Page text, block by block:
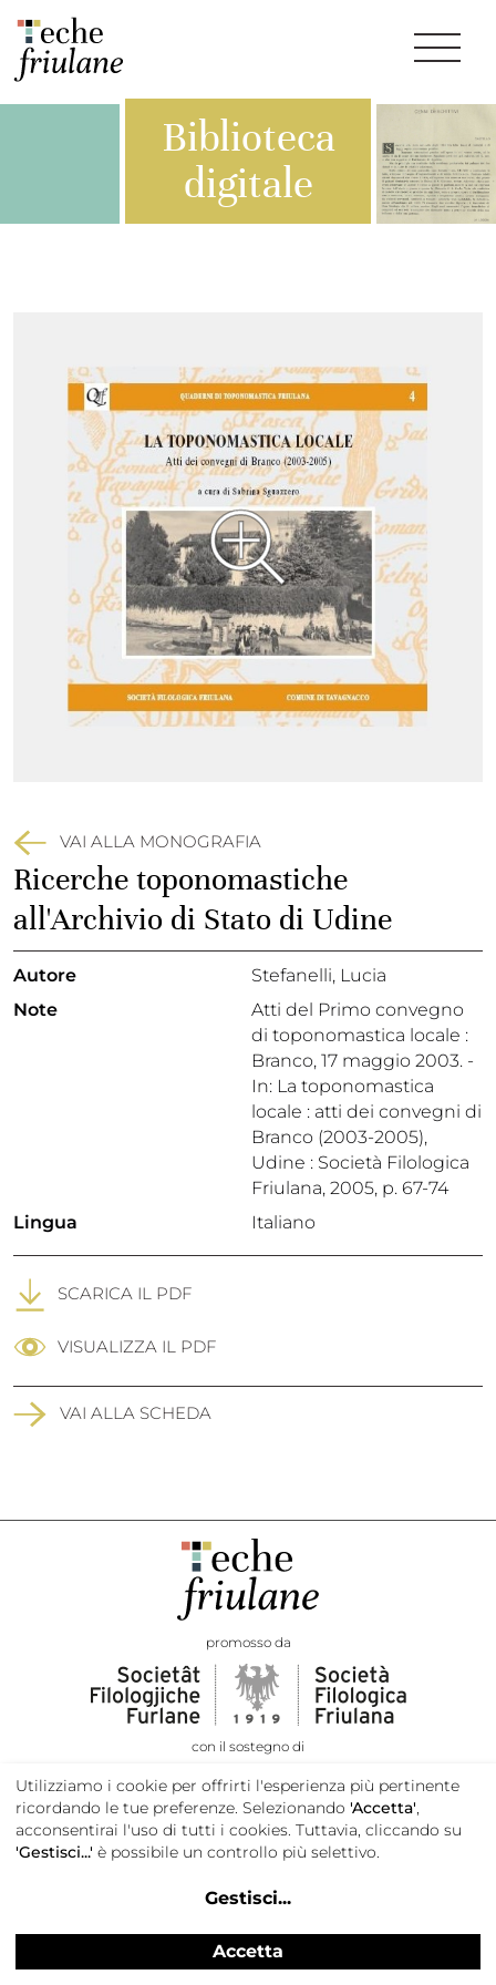
Biblioteca
digitale
VAI ALLA MONOGRAFIA
Ricerche toponomastiche
all'Archivio di Stato di Udine
Autore
Stefanelli, Lucia
Note
Atti del Primo convegno
di toponomastica locale :
Branco, 17 maggio 2003. -
In: La toponomastica
locale : atti dei convegni di
Branco (2003-2005),
Udine : Società Filologica
Friulana, 2005, p. 67-74
Lingua
Italiano
SCARICA IL PDF
VISUALIZZA IL PDF
VAI ALLA SCHEDA
promosso da
con il sostegno di
Privacy e cookie policy
Utilizziamo i cookie per offrirti l'esperienza più pertinente
ricordando le tue preferenze. Selezionando 'Accetta',
acconsentirai l'uso di tutti i cookies. Tuttavia, cliccando su
'Gestisci...' è possibile un controllo più selettivo.
Gestisci...
Accetta